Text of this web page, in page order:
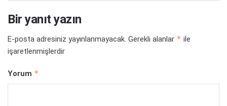
Bir yanıt yazın
E-posta adresiniz yayınlanmayacak. Gerekli alanlar * ile
işaretlenmişlerdir
Yorum *